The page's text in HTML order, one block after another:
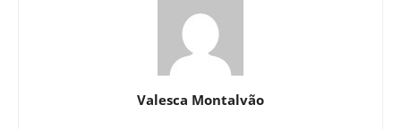
Valesca Montalvão